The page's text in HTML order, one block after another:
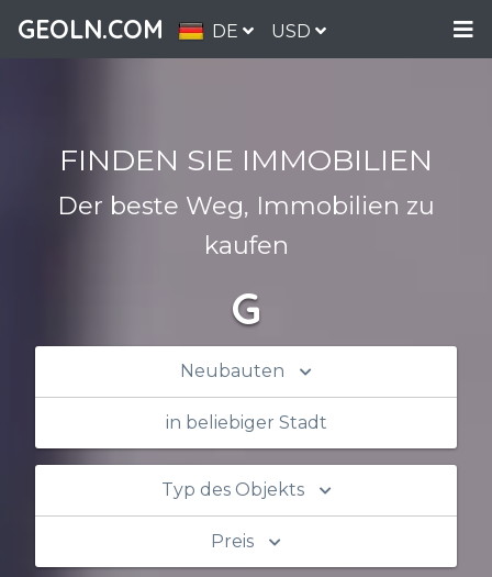
GEOLN.COM DE USD
FINDEN SIE IMMOBILIEN
Der beste Weg, Immobilien zu
kaufen
G
Neubauten
in beliebiger Stadt
Typ des Objekts
Preis